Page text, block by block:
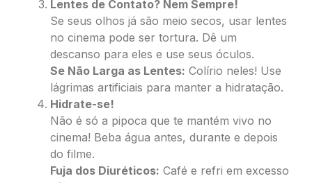
Lentes de Contato? Nem Sempre!
Se seus olhos já são meio secos, usar lentes
no cinema pode ser tortura. Dê um
descanso para eles e use seus óculos.
Se Não Larga as Lentes: Colírio neles! Use
lágrimas artificiais para manter a hidratação.
Hidrate-se!
Não é só a pipoca que te mantém vivo no
cinema! Beba água antes, durante e depois
do filme.
Fuja dos Diuréticos: Café e refri em excesso